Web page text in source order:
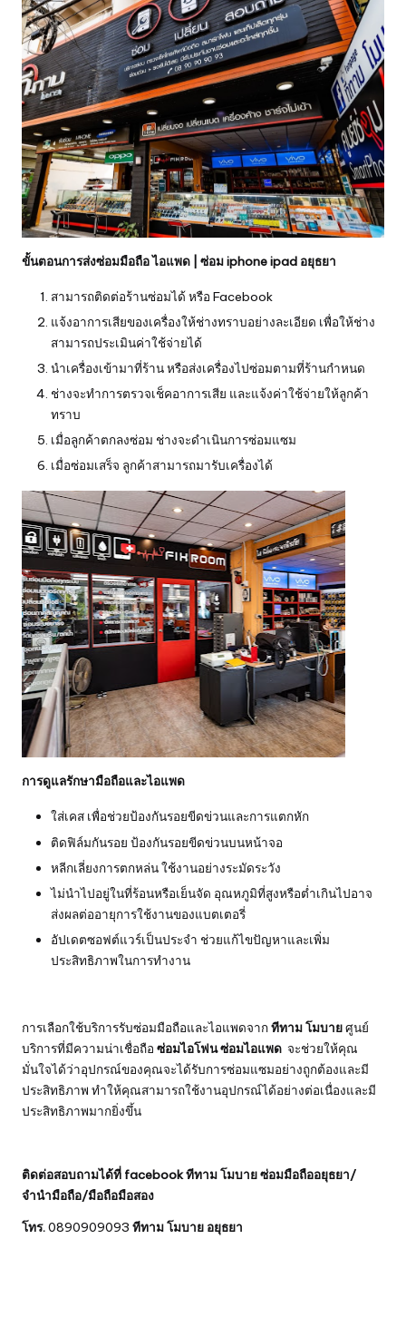
ขั้นตอนการส่งซ่อมมือถือ ไอแพด | ซ่อม iphone ipad อยุธยา
สามารถติดต่อร้านซ่อมได้ หรือ Facebook
แจ้งอาการเสียของเครื่องให้ช่างทราบอย่างละเอียด เพื่อให้ช่าง
สามารถประเมินค่าใช้จ่ายได้
นำเครื่องเข้ามาที่ร้าน หรือส่งเครื่องไปซ่อมตามที่ร้านกำหนด
ช่างจะทำการตรวจเช็คอาการเสีย และแจ้งค่าใช้จ่ายให้ลูกค้า
ทราบ
เมื่อลูกค้าตกลงซ่อม ช่างจะดำเนินการซ่อมแซม
เมื่อซ่อมเสร็จ ลูกค้าสามารถมารับเครื่องได้
การดูแลรักษามือถือและไอแพด
ใส่เคส เพื่อช่วยป้องกันรอยขีดข่วนและการแตกหัก
ติดฟิล์มกันรอย ป้องกันรอยขีดข่วนบนหน้าจอ
หลีกเลี่ยงการตกหล่น ใช้งานอย่างระมัดระวัง
ไม่นำไปอยู่ในที่ร้อนหรือเย็นจัด อุณหภูมิที่สูงหรือต่ำเกินไปอาจ
ส่งผลต่ออายุการใช้งานของแบตเตอรี่
อัปเดตซอฟต์แวร์เป็นประจำ ช่วยแก้ไขปัญหาและเพิ่ม
ประสิทธิภาพในการทำงาน
การเลือกใช้บริการรับซ่อมมือถือและไอแพดจากทีทาม โมบายศูนย์
บริการที่มีความน่าเชื่อถือ ซ่อมไอโฟน ซ่อมไอแพด จะช่วยให้คุณ
มั่นใจได้ว่าอุปกรณ์ของคุณจะได้รับการซ่อมแซมอย่างถูกต้องและมี
ประสิทธิภาพ ทำให้คุณสามารถใช้งานอุปกรณ์ได้อย่างต่อเนื่องและมี
ประสิทธิภาพมากยิ่งขึ้น
ติดต่อสอบถามได้ที่ facebookทีทาม โมบายซ่อมมือถืออยุธยา/
จำนำมือถือ/มือถือมือสอง
โทร.0890909093 ทีทาม โมบาย อยุธยา